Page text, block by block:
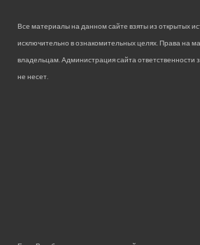
Все материалы на данном сайте взяты из открытых
исключительно в ознакомительных целях. Права на
владельцам. Администрация сайта ответственности
не несет.